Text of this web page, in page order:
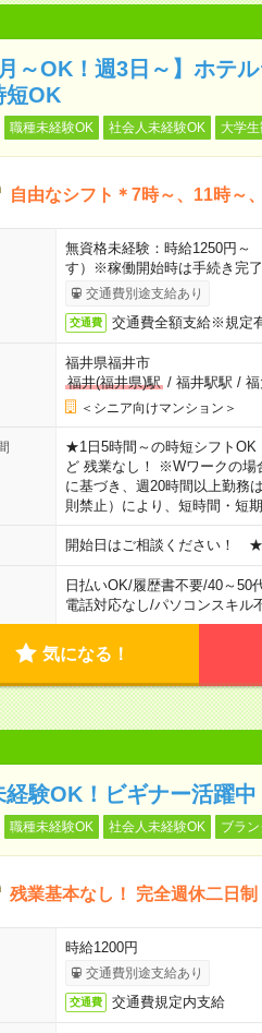
月～OK！週3日～】ホテ
短OK
職種未経験OK 社会人未経験OK 大学
自由なシフト＊7時～、11時～
無資格未経験：時給1250円
す）※稼働開始時は手続き完
交通費別途支給あり
交通費 交通費全額支給※規定
福井県福井市
福井(福井県)駅/ 福井駅駅 /
＜シニア向けマンション＞
★1日5時間～の時短シフトOK
ど 残業なし！ ※Wワークの場
に基づき、週20時間以上勤務
則禁止）により、短時間・短
開始日はご相談ください！
日払いOK/履歴書不要/40～50
電話対応なし/パソコンスキル
気になる！
経験OK！ビギナー活躍
職種未経験OK 社会人未経験OK ブラ
残業基本なし！ 完全週休二日制
時給1200円
交通費別途支給あり
交通費 交通費規定内支給